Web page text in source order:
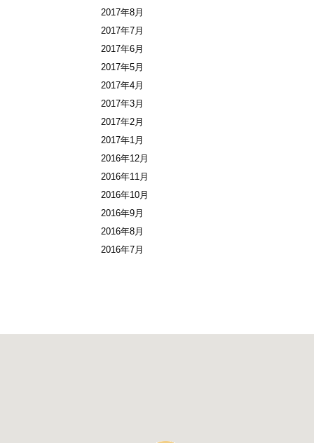
2017年8月
2017年7月
2017年6月
2017年5月
2017年4月
2017年3月
2017年2月
2017年1月
2016年12月
2016年11月
2016年10月
2016年9月
2016年8月
2016年7月